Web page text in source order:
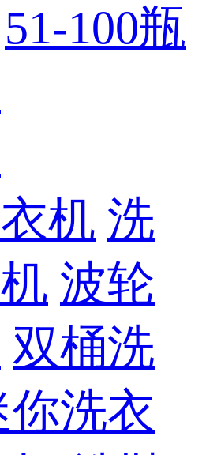
51-100瓶
机 洗
波轮
双桶洗
你洗衣